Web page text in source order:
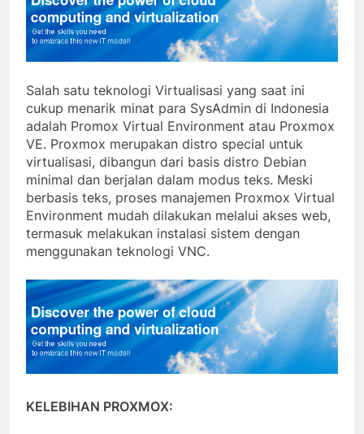
Salah satu teknologi Virtualisasi yang saat ini
cukup menarik minat para SysAdmin di Indonesia
adalah Promox Virtual Environment atau Proxmox
VE. Proxmox merupakan distro special untuk
virtualisasi, dibangun dari basis distro Debian
minimal dan berjalan dalam modus teks. Meski
berbasis teks, proses manajemen Proxmox Virtual
Environment mudah dilakukan melalui akses web,
termasuk melakukan instalasi sistem dengan
menggunakan teknologi VNC.
KELEBIHAN PROXMOX: